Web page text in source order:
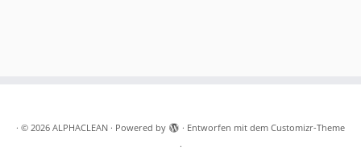
· © 2026 ALPHACLEAN · Powered by · Entworfen mit dem Customizr-Theme
·